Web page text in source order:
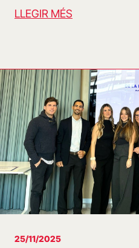
LLEGIR MÉS
25/11/2025